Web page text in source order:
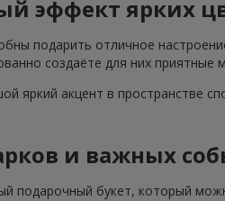
эффект ярких
подарить отличное
создаёте для них приятные
яркий акцент в пространстве
и важных
подарочный букет, который